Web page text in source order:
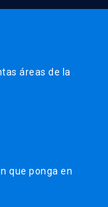
áreas de la
que ponga en